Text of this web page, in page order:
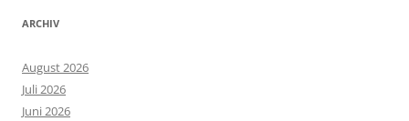
ARCHIV
August 2026
Juli 2026
Juni 2026